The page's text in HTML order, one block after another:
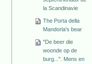
la Scandinavie
The Porta della
Mandorla's bear
"De beer die
woonde op de
burg...". Mens en